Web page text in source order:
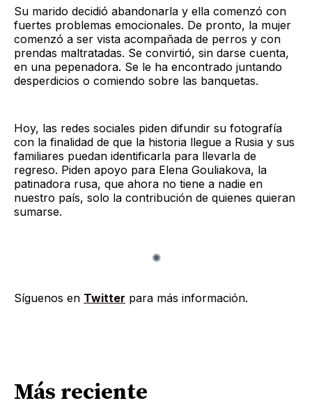
Su marido decidió abandonarla y ella comenzó con
fuertes problemas emocionales. De pronto, la mujer
comenzó a ser vista acompañada de perros y con
prendas maltratadas. Se convirtió, sin darse cuenta,
en una pepenadora. Se le ha encontrado juntando
desperdicios o comiendo sobre las banquetas.
Hoy, las redes sociales piden difundir su fotografía
con la finalidad de que la historia llegue a Rusia y sus
familiares puedan identificarla para llevarla de
regreso. Piden apoyo para Elena Gouliakova, la
patinadora rusa, que ahora no tiene a nadie en
nuestro país, solo la contribución de quienes quieran
sumarse.
Síguenos en Twitter para más información.
Más reciente